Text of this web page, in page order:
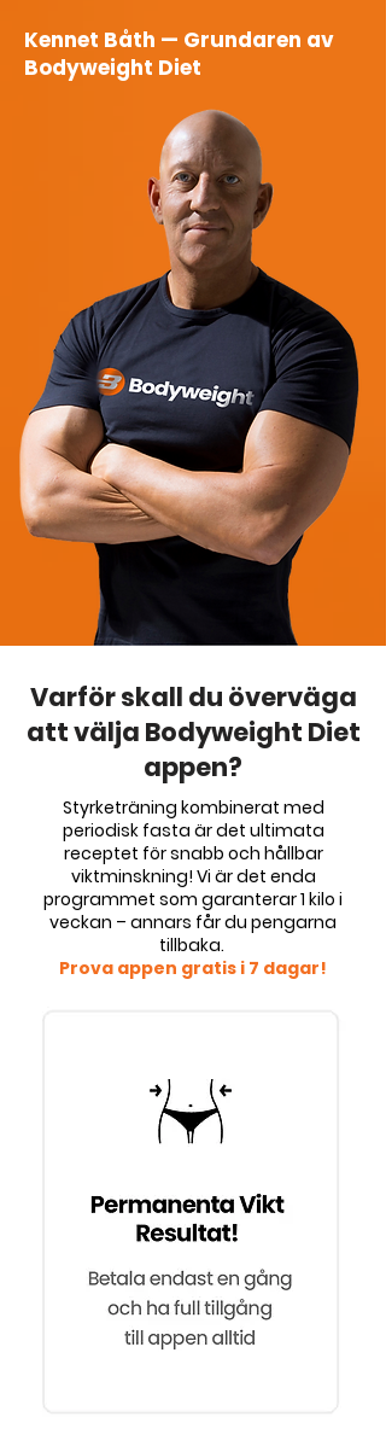
Kennet Båth — Grundaren av
Bodyweight Diet
Varför skall du överväga
att välja Bodyweight Diet
appen?
Styrketräning kombinerat med
periodisk fasta är det ultimata
receptet för snabb och hållbar
viktminskning! Vi är det enda
programmet som garanterar 1 kilo i
veckan – annars får du pengarna
tillbaka.
Prova appen gratis i 7 dagar!